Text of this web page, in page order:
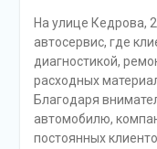
На улице Кедрова,
автосервис, где
диагностикой,
расходных
Благодаря
автомобилю,
постоянных